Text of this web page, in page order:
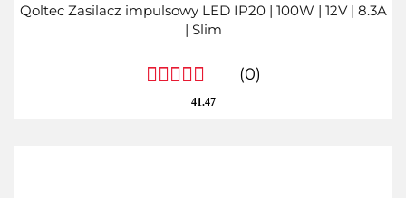
Qoltec Zasilacz impulsowy LED IP20 | 100W | 12V | 8.3A
| Slim
(0)
41.47